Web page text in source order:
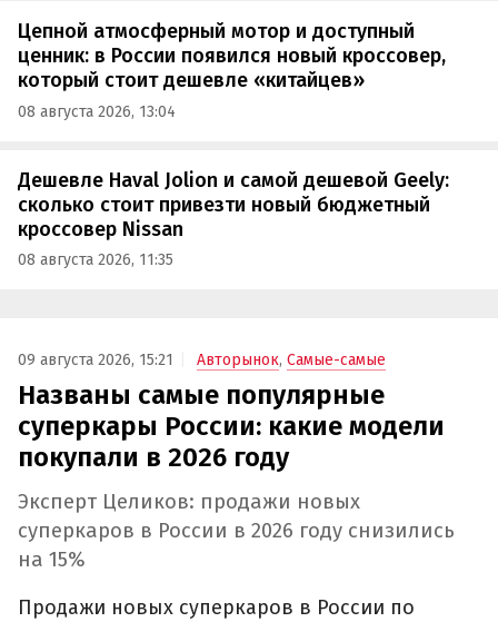
Цепной атмосферный мотор и доступный
ценник: в России появился новый кроссовер,
который стоит дешевле «китайцев»
08 августа 2026, 13:04
Дешевле Haval Jolion и самой дешевой Geely:
сколько стоит привезти новый бюджетный
кроссовер Nissan
08 августа 2026, 11:35
09 августа 2026, 15:21 Авторынок, Самые-самые
Названы самые популярные
суперкары России: какие модели
покупали в 2026 году
Эксперт Целиков: продажи новых
суперкаров в России в 2026 году снизились
на 15%
Продажи новых суперкаров в России по